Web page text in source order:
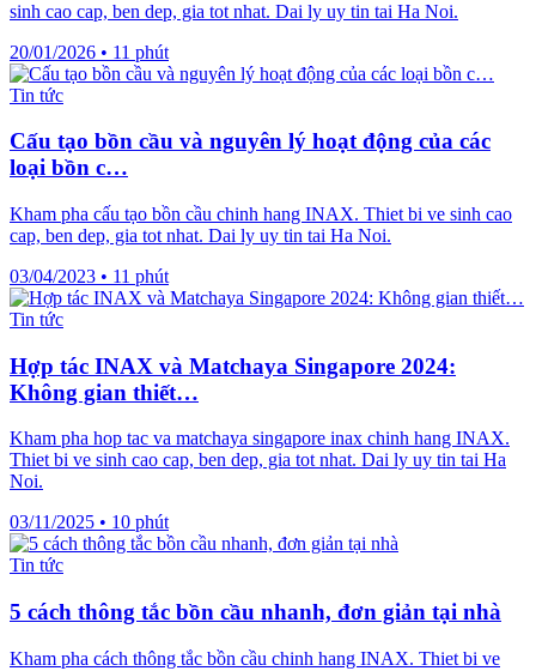
sinh cao cap, ben dep, gia tot nhat. Dai ly uy tin tai Ha Noi.
20/01/2026 • 11 phút
Tin tức
Cấu tạo bồn cầu và nguyên lý hoạt động của các
loại bồn c…
Kham pha cấu tạo bồn cầu chinh hang INAX. Thiet bi ve sinh cao
cap, ben dep, gia tot nhat. Dai ly uy tin tai Ha Noi.
03/04/2023 • 11 phút
Tin tức
Hợp tác INAX và Matchaya Singapore 2024:
Không gian thiết…
Kham pha hop tac va matchaya singapore inax chinh hang INAX.
Thiet bi ve sinh cao cap, ben dep, gia tot nhat. Dai ly uy tin tai Ha
Noi.
03/11/2025 • 10 phút
Tin tức
5 cách thông tắc bồn cầu nhanh, đơn giản tại nhà
Kham pha cách thông tắc bồn cầu chinh hang INAX. Thiet bi ve